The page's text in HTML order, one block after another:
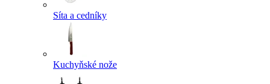
Síta a cedníky
Kuchyňské nože